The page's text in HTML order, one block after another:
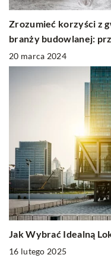
Zrozumieć korzyści z
branży budowlanej:
20 marca 2024
Jak Wybrać Idealną
16 lutego 2025